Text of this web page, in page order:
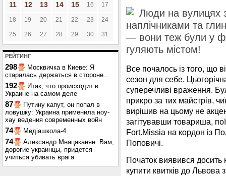
11
12 13 14 15 16 17
18 19 20 21 22 23 24
25 26 27 28 29 30 31
РЕЙТИНГ
298
Москвичка в Киеве: Я
старалась держаться в стороне...
192
Итак, что происходит в
Украине на самом деле
87
Путину капут, он попал в
ловушку: Украина применила ноу-
хау ведения современных войн
74 Медіашкола-4
74
Александр Мнацаканян: Вам,
дорогие украинцы, придется
учиться убивать врага
Люди на вулицях
наплічниками та
— вони теж були у
гуляють містом!
Все почалось із того, що
сезон для себе.
суперечливі враження.
прикро за тих майстрів,
вирішив на цьому не
загітувавши товариша,
Fort.Missia на кордон із
Поповичі.
Початок виявився
купити квитків до Львова